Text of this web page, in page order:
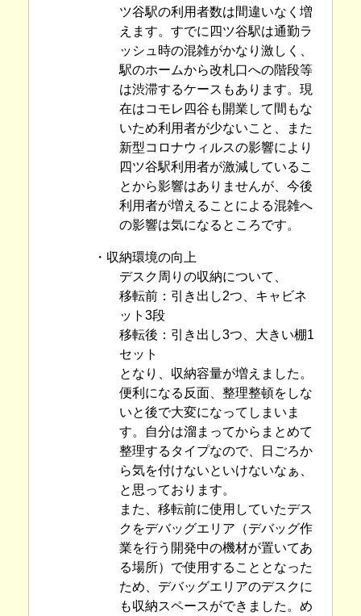
ツ谷駅の利用者数は間違いなく増
えます。すでに四ツ谷駅は通勤ラ
ッシュ時の混雑がかなり激しく、
駅のホームから改札口への階段等
は渋滞するケースもあります。現
在はコモレ四谷も開業して間もな
いため利用者が少ないこと、また
新型コロナウィルスの影響により
四ツ谷駅利用者が激減しているこ
とから影響はありませんが、今後
利用者が増えることによる混雑へ
の影響は気になるところです。
・収納環境の向上
デスク周りの収納について、
移転前：引き出し2つ、キャビネ
ット3段
移転後：引き出し3つ、大きい棚1
セット
となり、収納容量が増えました。
便利になる反面、整理整頓をしな
いと後で大変になってしまいま
す。自分は溜まってからまとめて
整理するタイプなので、日ごろか
ら気を付けないといけないなぁ、
と思っております。
また、移転前に使用していたデス
クをデバッグエリア（デバッグ作
業を行う開発中の機材が置いてあ
る場所）で使用することとなった
ため、デバッグエリアのデスクに
も収納スペースができました。め